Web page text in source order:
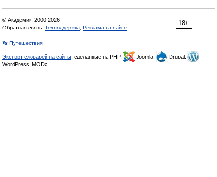
18+
© Академик, 2000-2026
Обратная связь: Техподдержка Реклама на сайте
👣 Путешествия
Экспорт словарей на сайты , сделанные на PHP, Joomla,
Drupal,
WordPress, MODx.